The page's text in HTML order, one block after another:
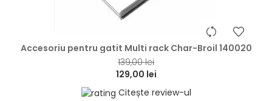
Accesoriu pentru gatit Multi rack Char-Broil 140020
139,00 lei
129,00 lei
Citește review-ul